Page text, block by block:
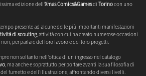
edizione dell'Xmas Comics&Gamesdi Torinocon uno
presente ad alcune delle più importanti manifestazioni
di scouting, attività con cui ha creato numerose occasioni
per parlare del loro lavoro e dei loro progetti.
non soltanto nell'ottica di un ingresso nel catalogo
, ma anche e soprattutto per portare avanti la sua filosofia di
fumetto e dell'illustrazione, affrontando diversi livelli.